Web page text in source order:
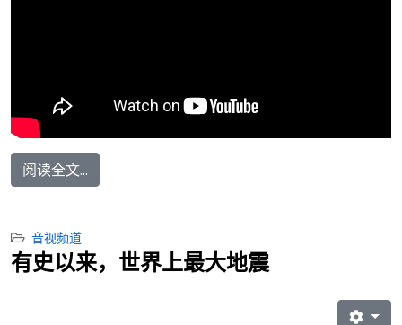
阅读全文...
音视频道
有史以来，世界上最大地震